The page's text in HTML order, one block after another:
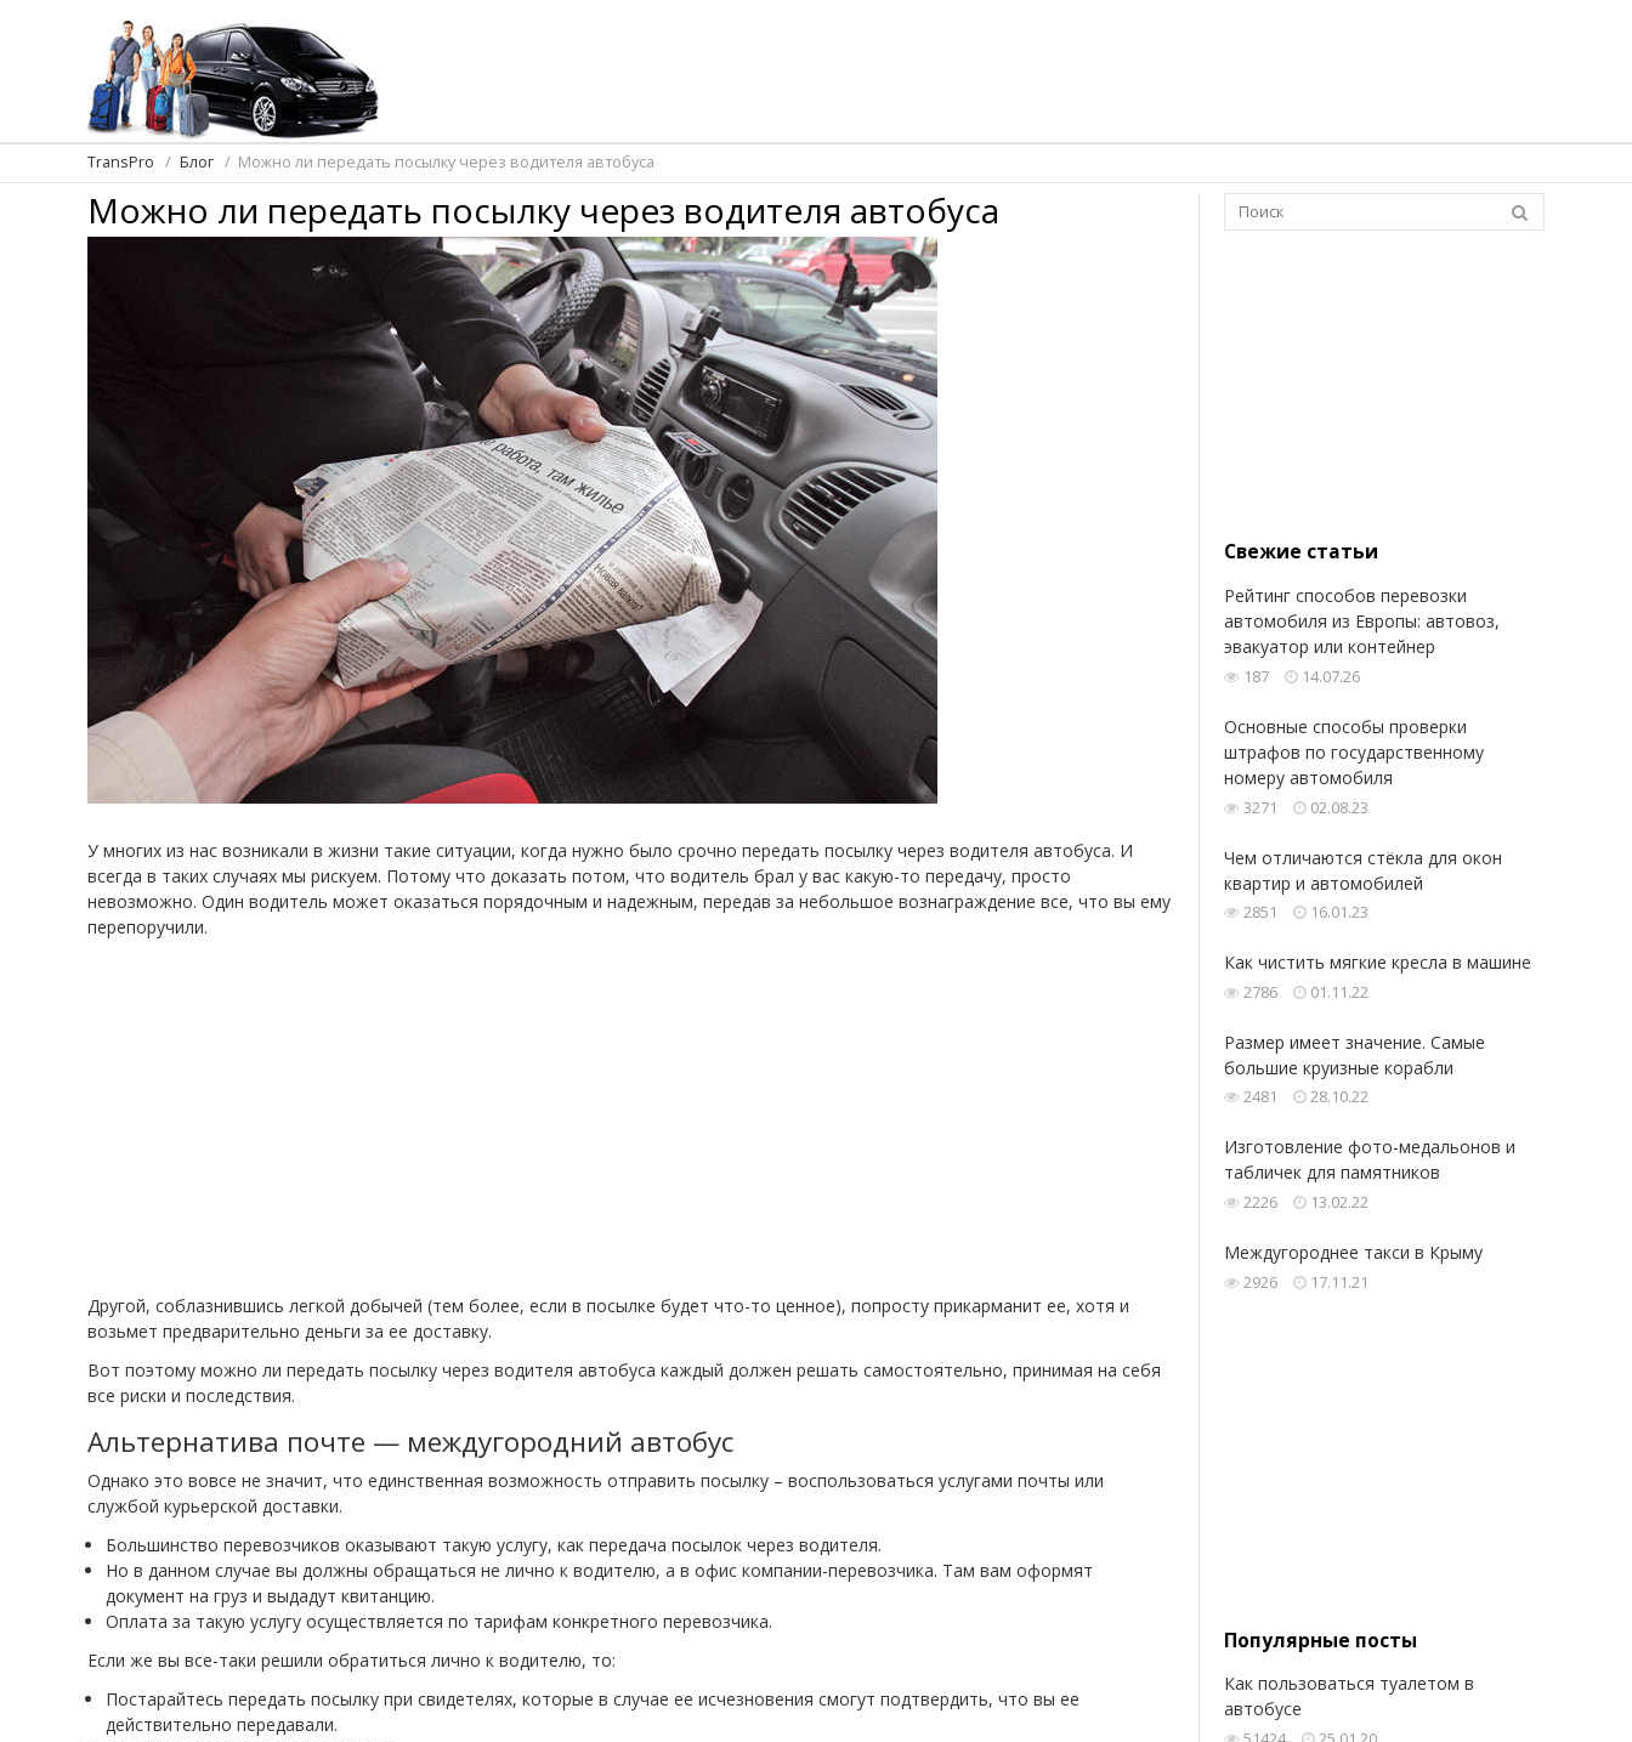
TransPro Блог Можно ли передать посылку через водителя автобуса
Можно ли передать посылку через водителя автобуса
У многих из нас возникали в жизни такие ситуации, когда нужно было срочно передать посылку через водителя автобуса. И
всегда в таких случаях мы рискуем. Потому что доказать потом, что водитель брал у вас какую-то передачу, просто
невозможно. Один водитель может оказаться порядочным и надежным, передав за небольшое вознаграждение все, что вы ему
перепоручили.
Другой, соблазнившись легкой добычей (тем более, если в посылке будет что-то ценное), попросту прикарманит ее, хотя и
возьмет предварительно деньги за ее доставку.
Вот поэтому можно ли передать посылку через водителя автобуса каждый должен решать самостоятельно, принимая на себя
все риски и последствия.
Альтернатива почте — междугородний автобус
Однако это вовсе не значит, что единственная возможность отправить посылку – воспользоваться услугами почты или
службой курьерской доставки.
Большинство перевозчиков оказывают такую услугу, как передача посылок через водителя.
Но в данном случае вы должны обращаться не лично к водителю, а в офис компании-перевозчика. Там вам оформят
документ на груз и выдадут квитанцию.
Оплата за такую услугу осуществляется по тарифам конкретного перевозчика.
Если же вы все-таки решили обратиться лично к водителю, то:
Постарайтесь передать посылку при свидетелях, которые в случае ее исчезновения смогут подтвердить, что вы ее
действительно передавали.
Свежие статьи
Рейтинг способов перевозки
автомобиля из Европы: автовоз,
эвакуатор или контейнер
187 14.07.26
Основные способы проверки
штрафов по государственному
номеру автомобиля
3271 02.08.23
Чем отличаются стёкла для окон
квартир и автомобилей
2851 16.01.23
Как чистить мягкие кресла в машине
2786 01.11.22
Размер имеет значение. Самые
большие круизные корабли
2481 28.10.22
Изготовление фото-медальонов и
табличек для памятников
2226 13.02.22
Междугороднее такси в Крыму
2926 17.11.21
Популярные посты
Как пользоваться туалетом в
автобусе